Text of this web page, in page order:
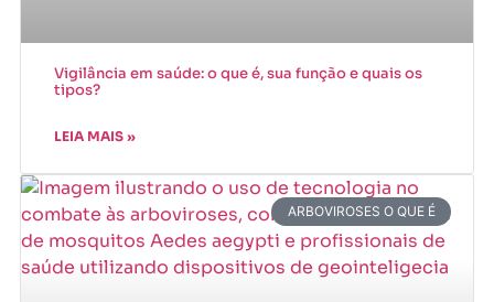
Vigilância em saúde: o que é, sua função e quais os
tipos?
LEIA MAIS »
ARBOVIROSES O QUE É